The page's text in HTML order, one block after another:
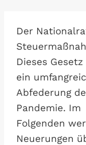
Der
Dieses
ein
Abfederung
Pandemie. Im
Folgenden
Neuerungen